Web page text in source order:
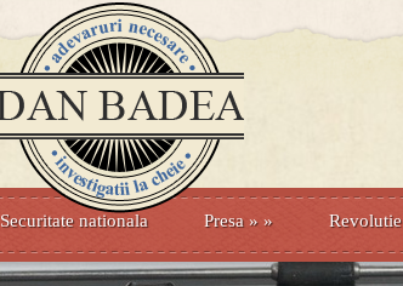
Securitate nationala Presa » » Revolutie